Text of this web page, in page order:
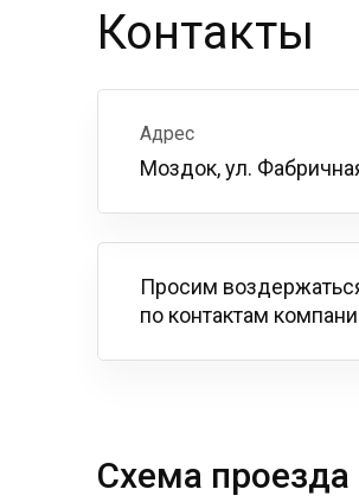
Контакты
Адрес
Моздок, ул.
Просим
по контактам
Схема проезда